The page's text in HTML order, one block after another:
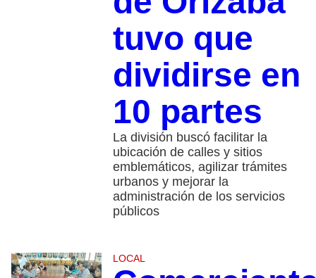
tuvo que
dividirse en
10 partes
La división buscó facilitar la
ubicación de calles y sitios
emblemáticos, agilizar trámites
urbanos y mejorar la
administración de los servicios
públicos
LOCAL